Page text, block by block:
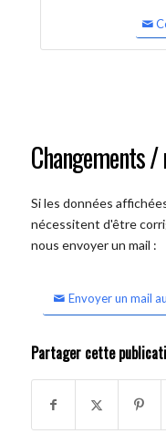
Changements
Si les données
nécessitent d'être
nous envoyer un mail :
Envoyer un mail
Partager cette